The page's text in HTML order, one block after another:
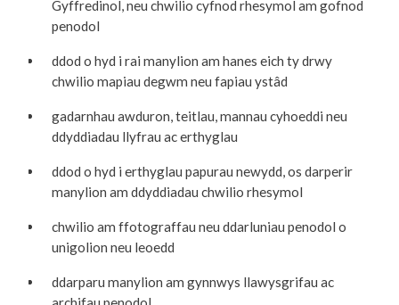
Gyffredinol, neu chwilio cyfnod rhesymol am gofnod
penodol
ddod o hyd i rai manylion am hanes eich ty drwy
chwilio mapiau degwm neu fapiau ystâd
gadarnhau awduron, teitlau, mannau cyhoeddi neu
ddyddiadau llyfrau ac erthyglau
ddod o hyd i erthyglau papurau newydd, os darperir
manylion am ddyddiadau chwilio rhesymol
chwilio am ffotograffau neu ddarluniau penodol o
unigolion neu leoedd
ddarparu manylion am gynnwys llawysgrifau ac